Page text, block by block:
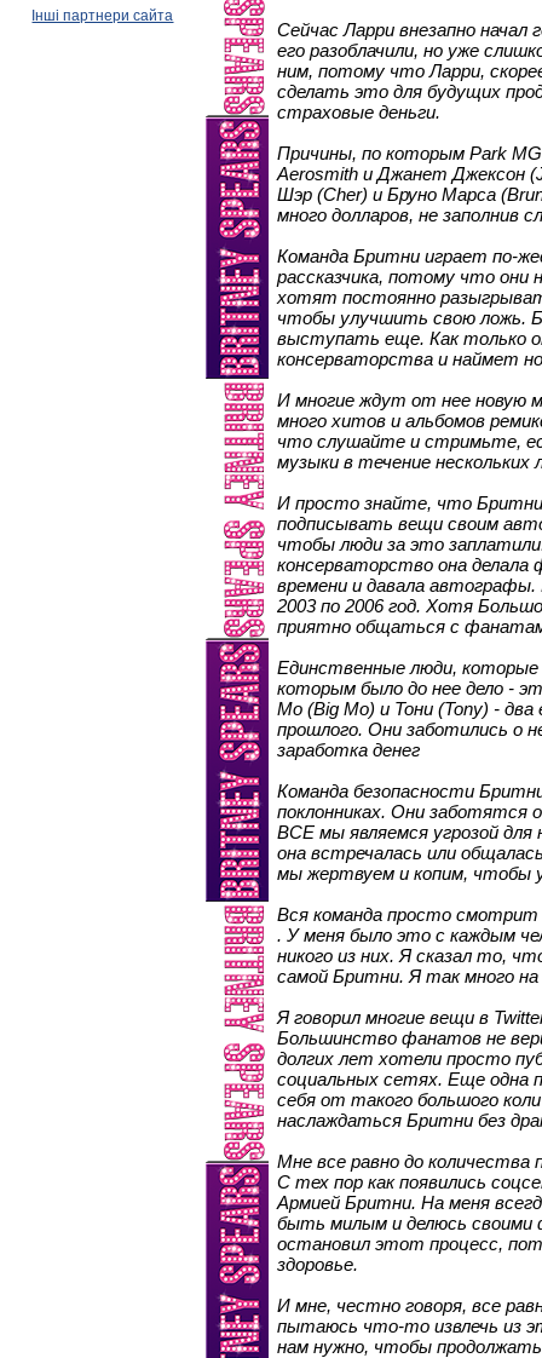
Інші партнери сайта
Сейчас Ларри внезапно
его разоблачили, но уже
ним, потому что Ларри,
сделать это для будущих
страховые деньги.
Причины, по которым Park
Aerosmith и Джанет Джексон
Шэр (Cher) и Бруно Марса
много долларов, не заполнив
Команда Бритни играет по-
рассказчика, потому что
хотят постоянно
чтобы улучшить свою
выступать еще. Как только
консерваторства и наймет
И многие ждут от нее новую
много хитов и альбомов
что слушайте и стримьте,
музыки в течение
И просто знайте, что
подписывать вещи своим
чтобы люди за это
консерваторство она
времени и давала автографы.
2003 по 2006 год. Хотя
приятно общаться с
Единственные люди, которые
которым было до нее дело -
Мо (Big Mo) и Тони (Tony) -
прошлого. Они заботились о
заработка денег
Команда безопасности
поклонниках. Они заботятся
ВСЕ мы являемся угрозой
она встречалась или
мы жертвуем и копим, чтобы
Вся команда просто смотрит
. У меня было это с каждым
никого из них. Я сказал то,
самой Бритни. Я так много
Я говорил многие вещи в
Большинство фанатов не
долгих лет хотели просто
социальных сетях. Еще одна
себя от такого большого
наслаждаться Бритни без
Мне все равно до количества
С тех пор как появились
Армией Бритни. На меня
быть милым и делюсь
остановил этот процесс,
здоровье.
И мне, честно говоря, все
пытаюсь что-то извлечь из
нам нужно, чтобы